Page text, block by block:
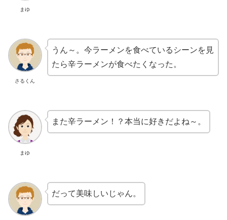
まゆ
さるくん
うん～。今ラーメンを食べているシーンを見
たら辛ラーメンが食べたくなった。
まゆ
また辛ラーメン！？本当に好きだよね～。
だって美味しいじゃん。